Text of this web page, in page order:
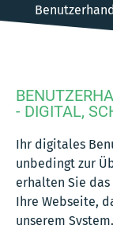
- DIGITAL,
Ihr digitales
unbedingt zur
erhalten Sie
Ihre Webseite,
unserem